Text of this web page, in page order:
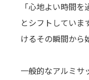
「心地よい時間
とシフトしていま
けるその瞬間から
一般的なアルミサ